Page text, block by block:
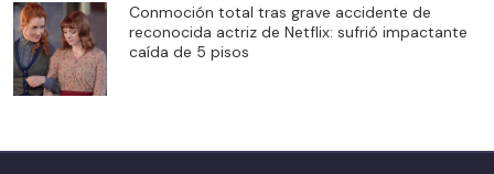
Conmoción total tras grave accidente de
reconocida actriz de Netflix: sufrió impactante
caída de 5 pisos